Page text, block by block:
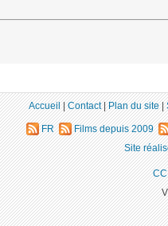
Accueil|Contact|Plan du site|
FR Films depuis 2009
Site